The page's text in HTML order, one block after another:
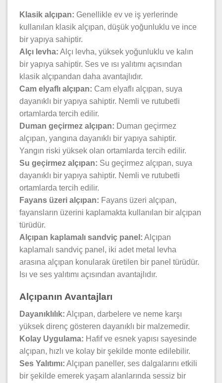
Klasik alçıpan: Genellikle ev ve iş yerlerinde
kullanılan klasik alçıpan, düşük yoğunluklu ve ince
bir yapıya sahiptir.
Alçı levha: Alçı levha, yüksek yoğunluklu ve kalın
bir yapıya sahiptir. Ses ve ısı yalıtımı açısından
klasik alçıpandan daha avantajlıdır.
Cam elyaflı alçıpan: Cam elyaflı alçıpan, suya
dayanıklı bir yapıya sahiptir. Nemli ve rutubetli
ortamlarda tercih edilir.
Duman geçirmez alçıpan: Duman geçirmez
alçıpan, yangına dayanıklı bir yapıya sahiptir.
Yangın riski yüksek olan ortamlarda tercih edilir.
Su geçirmez alçıpan: Su geçirmez alçıpan, suya
dayanıklı bir yapıya sahiptir. Nemli ve rutubetli
ortamlarda tercih edilir.
Fayans üzeri alçıpan: Fayans üzeri alçıpan,
fayansların üzerini kaplamakta kullanılan bir alçıpan
türüdür.
Alçıpan kaplamalı sandviç panel: Alçıpan
kaplamalı sandviç panel, iki adet metal levha
arasına alçıpan konularak üretilen bir panel türüdür.
Isı ve ses yalıtımı açısından avantajlıdır.
Alçıpanın Avantajları
Dayanıklılık: Alçıpan, darbelere ve neme karşı
yüksek direnç gösteren dayanıklı bir malzemedir.
Kolay Uygulama: Hafif ve esnek yapısı sayesinde
alçıpan, hızlı ve kolay bir şekilde monte edilebilir.
Ses Yalıtımı: Alçıpan paneller, ses dalgalarını etkili
bir şekilde emerek yaşam alanlarında sessiz bir